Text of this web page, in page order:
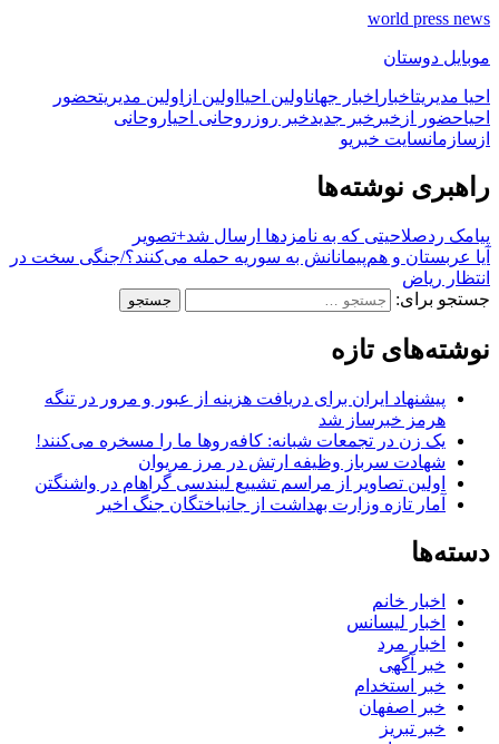
world press news
موبایل دوستان
احیا مدیریتاخبار اخبار جهاناولین احیا اولین از اولین مدیریتحضور
احیاحضور از خبر خبر جدیدخبر روز روحانی احیاروحانی
از سازمانسایت خبریو
راهبری نوشته‌ها
پیامک ردصلاحیتی که به نامزدها ارسال شد+تصویر
آیا عربستان و هم‌پیمانانش به سوریه حمله می‌کنند؟/جنگی سخت در
انتظار ریاض
جستجو برای:
نوشته‌های تازه
پیشنهاد ایران برای دریافت هزینه از عبور و مرور در تنگه
هرمز خبرساز شد
یک زن در تجمعات شبانه: کافه‌روها ما را مسخره می‌کنند!
شهادت سرباز وظیفه ارتش در مرز مریوان
اولین تصاویر از مراسم تشییع لیندسی گراهام در واشنگتن
آمار تازه وزارت بهداشت از جانباختگان جنگ اخیر
دسته‌ها
اخبار خانم
اخبار لیسانس
اخبار مرد
خبر آگهی
خبر استخدام
خبر اصفهان
خبر تبریز